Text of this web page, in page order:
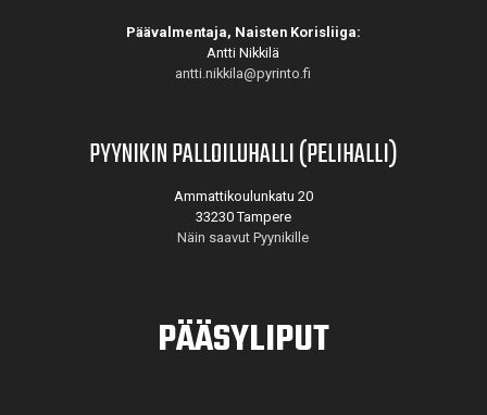
Päävalmentaja, Naisten Korisliiga:
Antti Nikkilä
antti.nikkila@pyrinto.fi
PYYNIKIN PALLOILUHALLI (PELIHALLI)
Ammattikoulunkatu 20
33230 Tampere
Näin saavut Pyynikille
PÄÄSYLIPUT